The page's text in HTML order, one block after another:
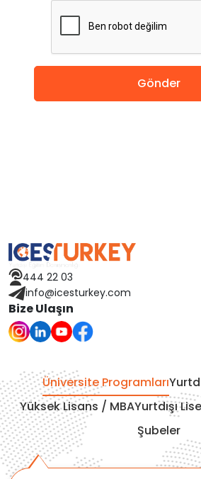
İngiltere
Amerika
Avusturya
Finlandiya
Çekya
İrlanda
İsviçre
Polonya
Gönder
444 22 03
info@icesturkey.com
Bize Ulaşın
Üniversite Programları
Yüksek Lisans / MBAYurtdışı
Şubeler